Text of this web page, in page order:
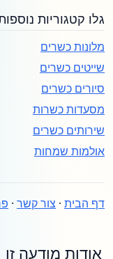
גלו קטגוריות
מלונות כשרים
שייטים כשרים
סיורים כשרים
מסעדות כשרות
שירותים כשרים
אולמות שמחות
דף הבית · צור קשר ·
אודות מודעה זו